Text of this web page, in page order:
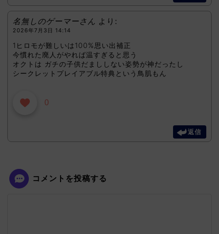
名無しのゲーマーさん より:
2026年7月3日 14:14
1ヒロモが難しいは100%思い出補正
今慣れた廃人がやれば温すぎると思う
オクトは ガチの子供だまししない姿勢が神だったし
シークレットプレイアブル特典という鳥肌もん
0
返信
コメントを投稿する